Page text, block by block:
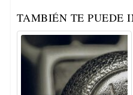
TAMBIÉN TE PUEDE